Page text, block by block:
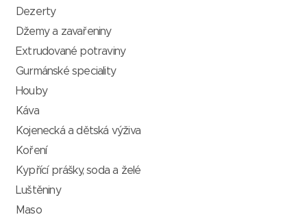
Dezerty
Džemy a zavařeniny
Extrudované potraviny
Gurmánské speciality
Houby
Káva
Kojenecká a dětská výživa
Koření
Kypřící prášky, soda a želé
Luštěniny
Maso